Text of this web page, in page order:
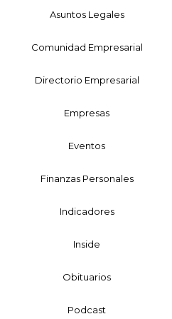
Asuntos Legales
Comunidad Empresarial
Directorio Empresarial
Empresas
Eventos
Finanzas Personales
Indicadores
Inside
Obituarios
Podcast